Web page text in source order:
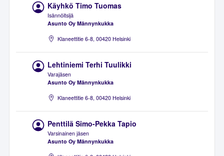
Käyhkö Timo Tuomas
Isännöitsijä
Asunto Oy Männynkukka
Klaneettitie 6-8, 00420 Helsinki
Lehtiniemi Terhi Tuulikki
Varajäsen
Asunto Oy Männynkukka
Klaneettitie 6-8, 00420 Helsinki
Penttilä Simo-Pekka Tapio
Varsinainen jäsen
Asunto Oy Männynkukka